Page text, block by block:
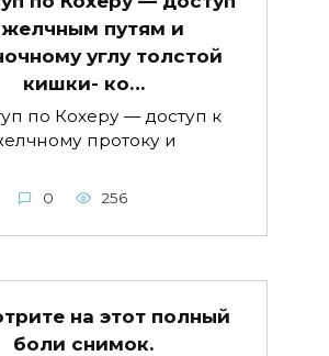
желчным путям и
углу толстой
кишки- ко…
по Кохеру — доступ к
протоку и
0 256
на этот полный
боли снимок.